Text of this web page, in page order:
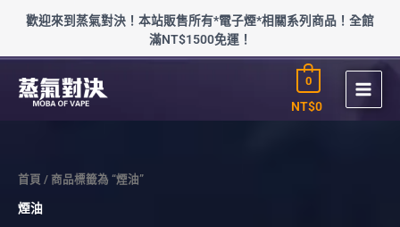
要
歡迎來到蒸氣對決！本站販售所有*電子煙*相關系列商品！全館
滿NT$1500免運！
NT$0
0
首頁 / 商品標籤為 “煙油”
煙油